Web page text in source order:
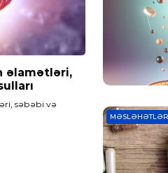
MƏSLƏHƏTLƏR
əlamətləri,
səbəbi və
nədir? Qan
müalicəsi
azlığının fəsadları